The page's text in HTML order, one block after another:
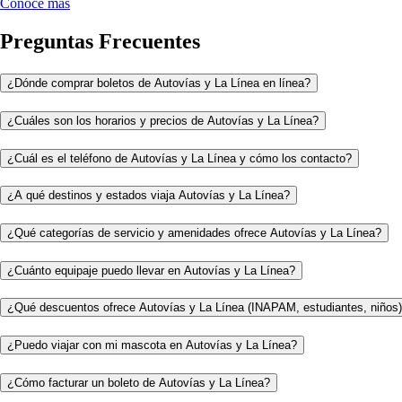
Conoce más
Preguntas Frecuentes
¿Dónde comprar boletos de Autovías y La Línea en línea?
¿Cuáles son los horarios y precios de Autovías y La Línea?
¿Cuál es el teléfono de Autovías y La Línea y cómo los contacto?
¿A qué destinos y estados viaja Autovías y La Línea?
¿Qué categorías de servicio y amenidades ofrece Autovías y La Línea?
¿Cuánto equipaje puedo llevar en Autovías y La Línea?
¿Qué descuentos ofrece Autovías y La Línea (INAPAM, estudiantes,
¿Puedo viajar con mi mascota en Autovías y La Línea?
¿Cómo facturar un boleto de Autovías y La Línea?